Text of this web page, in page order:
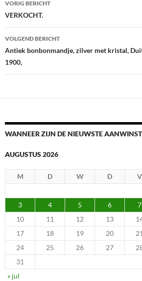
VORIG BERICHT
VERKOCHT.
VOLGEND BERICHT
Antiek bonbonmandje, zilver met kristal,
1900,
WANNEER ZIJN DE NIEUWSTE
AUGUSTUS 2026
M D W D V
3
4 5 6 7
10
11 12 13
17
18 19 20 21
24
25 26 27
31
« jul